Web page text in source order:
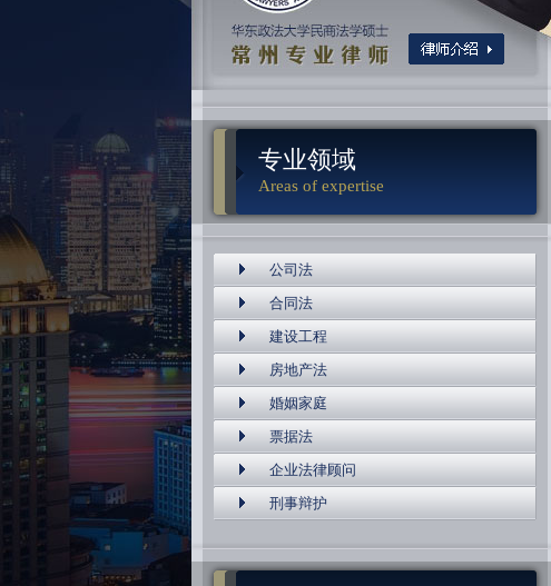
专业领域
Areas of expertise
公司法
合同法
建设工程
房地产法
婚姻家庭
票据法
企业法律顾问
刑事辩护